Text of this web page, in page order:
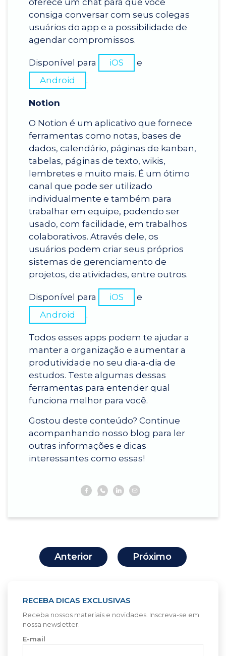
oferece um chat para que você
consiga conversar com seus colegas
usuários do app e a possibilidade de
agendar compromissos.
Disponível para iOS
e
Android
.
Notion
O Notion é um aplicativo que fornece
ferramentas como notas, bases de
dados, calendário, páginas de kanban,
tabelas, páginas de texto, wikis,
lembretes e muito mais. É um ótimo
canal que pode ser utilizado
individualmente e também para
trabalhar em equipe, podendo ser
usado, com facilidade, em trabalhos
colaborativos. Através dele, os
usuários podem criar seus próprios
sistemas de gerenciamento de
projetos, de atividades, entre outros.
Disponível para iOS
e
Android
.
Todos esses apps podem te ajudar a
manter a organização e aumentar a
produtividade no seu dia-a-dia de
estudos. Teste algumas dessas
ferramentas para entender qual
funciona melhor para você.
Gostou deste conteúdo? Continue
acompanhando nosso blog para ler
outras informações e dicas
interessantes como essas!
FacebookWhatsappLinkedin
E-
mail
NavegaçãoAnterior Próximo
RECEBA DICAS EXCLUSIVAS
Receba nossos materiais e novidades. Inscreva-se em
nossa newsletter.
E-mail